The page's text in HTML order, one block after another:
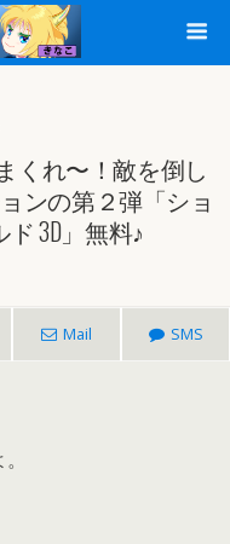
くれ〜！敵を倒し
ンの第２弾「ショ
3D」無料♪
Mail SMS